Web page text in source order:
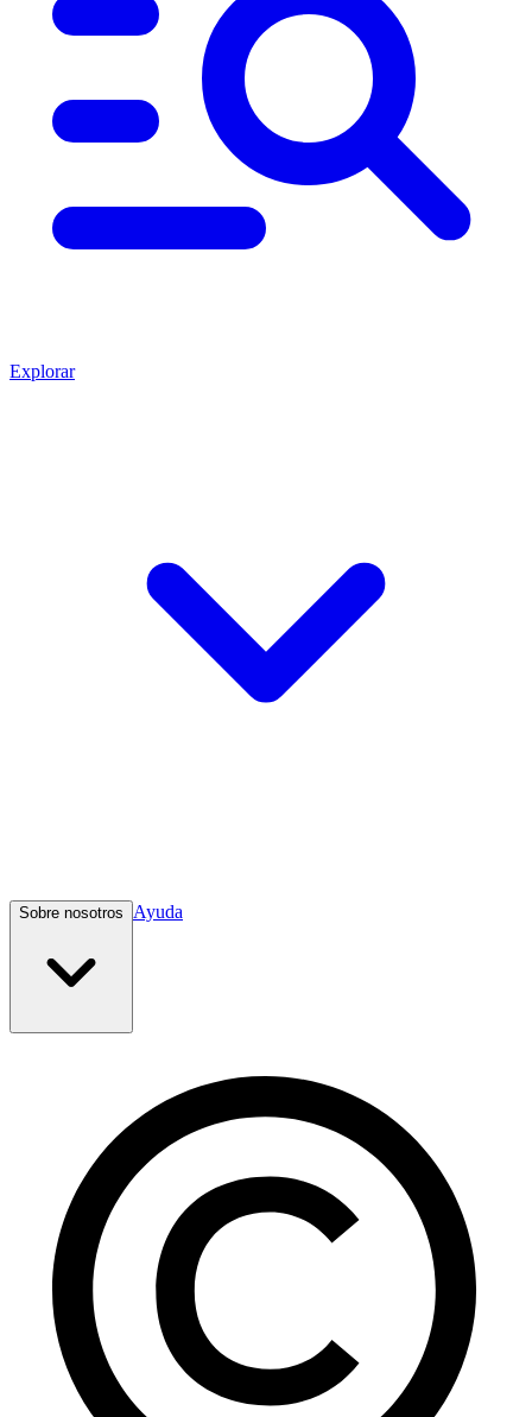
Explorar
Sobre nosotros Ayuda